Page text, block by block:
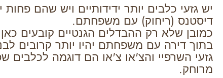
יש גזעי כלבים יותר ידידותיים ויש שהם
דיסטנס (ריחוק) עם משפחתם.
כמובן שלא רק ההבדלים הגנטיים קובעים
בתוך דירה עם משפחתם יהיו יותר קרובים
גזעי השרפיי והצ'או צ'או הם דוגמה לכלבים
מרוחק.